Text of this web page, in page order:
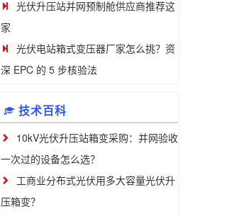
光伏升压站并网预制舱供应商推荐这
家
光伏电站箱式变压器厂家怎么挑？资
深 EPC 的 5 步核验法
技术百科
10kV光伏升压站箱变采购：并网验收
一次过的设备怎么选？
工商业分布式光伏用多大容量光伏升
压箱变？